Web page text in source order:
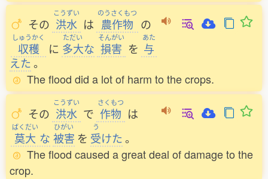
その
こうずい
洪水 は
のうさくもつ
農作物 の
しゅうかく
収穫 に
ただい
多大な
そんがい
損害 を
あた
与
えた。
The flood did a lot of harm to the crops.
その
こうずい
洪水 で
さくもつ
作物 は
ばくだい
莫大 な
ひがい
被害 を
う
受けた。
The flood caused a great deal of damage to the
crop.